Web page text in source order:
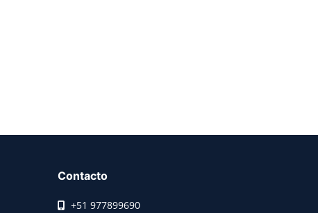
Contacto
+51 977899690